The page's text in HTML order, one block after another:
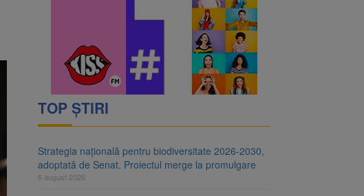
TOP ȘTIRI
Strategia națională pentru biodiversitate 2026-2030,
adoptată de Senat. Proiectul merge la promulgare
6 august 2026